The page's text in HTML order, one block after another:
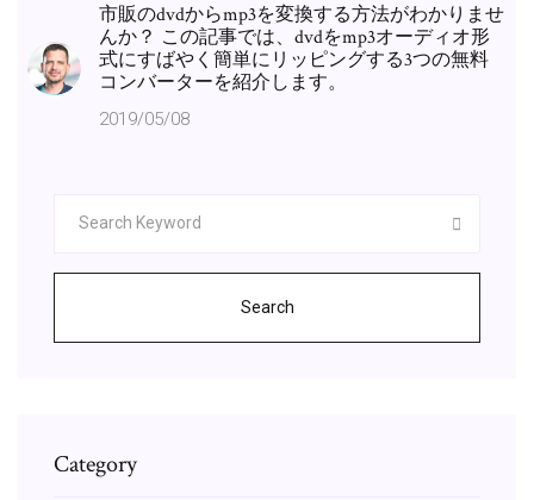
市販のdvdからmp3を変換する方法がわかりませ
んか？ この記事では、dvdをmp3オーディオ形
式にすばやく簡単にリッピングする3つの無料
コンバーターを紹介します。
2019/05/08
Search
Category